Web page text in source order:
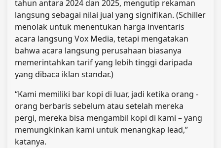
tahun antara 2024 dan 2025, mengutip rekaman
langsung sebagai nilai jual yang signifikan. (Schiller
menolak untuk menentukan harga inventaris
acara langsung Vox Media, tetapi mengatakan
bahwa acara langsung perusahaan biasanya
memerintahkan tarif yang lebih tinggi daripada
yang dibaca iklan standar.)
“Kami memiliki bar kopi di luar, jadi ketika orang -
orang berbaris sebelum atau setelah mereka
pergi, mereka bisa mengambil kopi di kami – yang
memungkinkan kami untuk menangkap lead,”
katanya.